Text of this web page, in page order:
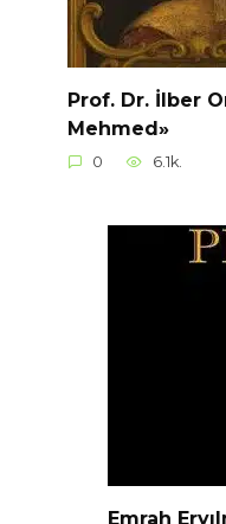
Prof. Dr. İlber
Mehmed»
0 6.1k.
Emrah